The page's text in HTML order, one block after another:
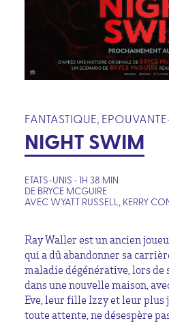
FANTASTIQUE,
NIGHT SWIM
ETATS-UNIS • 1H 38 MIN
DE BRYCE MCGUIRE
AVEC WYATT RUSSELL, KERRY
Ray Waller est un ancien
qui a dû abandonner sa
maladie dégénérative, lors de
dans une nouvelle maison,
Eve, leur fille Izzy et leur plus
toute attente, ne désespère